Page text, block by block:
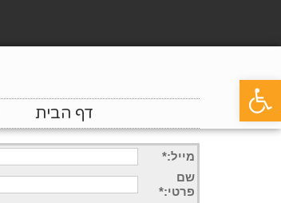
דף הבית
מייל:*
שם
פרטי:*
פתח סרגל נגישות